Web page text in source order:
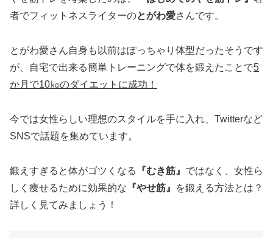
者でフィットネスライターのとがわ愛さんです。
とがわ愛さん自身も以前はぽっちゃり体型だったそうです
が、自宅で出来る簡単トレーニングで体を鍛えたことで5
か月で10㎏のダイエットに成功！
今では女性らしい理想のスタイルを手に入れ、Twitterなど
SNSで話題を集めています。
鍛えすぎると体がゴツくなる 『むき筋』 ではなく、女性ら
しく痩せるために効果的な 『やせ筋』
を鍛える方法とは？
詳しく見てみましょう！